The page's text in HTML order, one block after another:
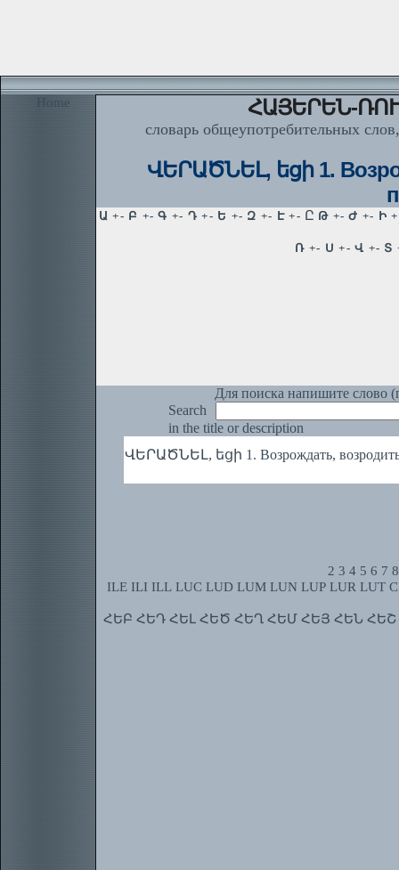
Home ՀԱՅԵՐԵՆ-
словарь общеупотребительных
ՎԵՐԱԾՆԵԼ, եցի 1.
Для поиска напишите слово
Search
in the title or description
ՎԵՐԱԾՆԵԼ, եցի 1. Возрождать, возродить.
2 3 4 5 6 7 8
ILE ILI ILL LUC LUD LUM LUN LUP LUR LUT
ՀԵԲ ՀԵԴ ՀԵԼ ՀԵԾ ՀԵՂ ՀԵՄ ՀԵՅ ՀԵՆ ՀԵՇ